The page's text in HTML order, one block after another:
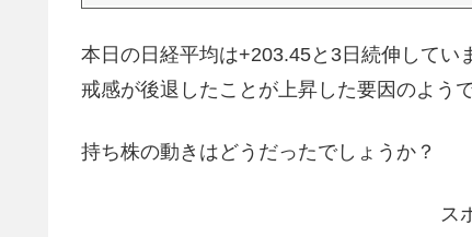
本日の日経平均は+203.45と3日続伸して
戒感が後退したことが上昇した要因のようで
持ち株の動きはどうだったでしょうか？
ス